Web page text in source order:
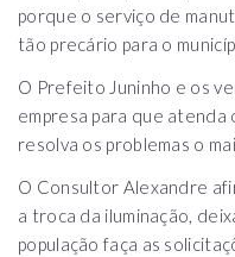
porque o serviço de
tão precário para o
O Prefeito Juninho e os
empresa para que atenda
resolva os problemas o
O Consultor Alexandre
a troca da iluminação,
população faça as